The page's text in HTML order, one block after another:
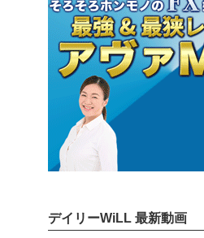
デイリーWiLL 最新動画